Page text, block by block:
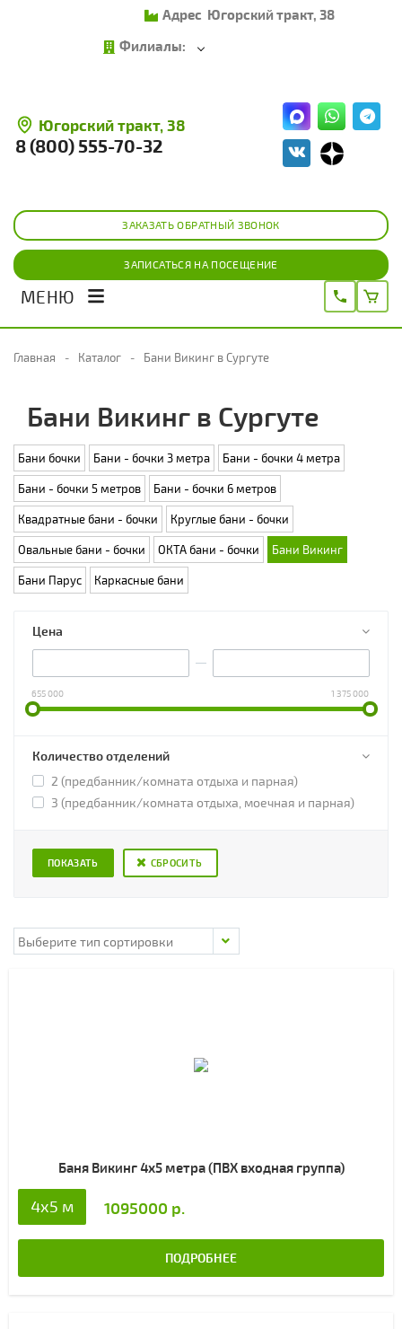
Адрес Югорский тракт, 38
Филиалы:
Югорский тракт, 38
8 (800) 555-70-32
ЗАКАЗАТЬ ОБРАТНЫЙ ЗВОНОК
ЗАПИСАТЬСЯ НА ПОСЕЩЕНИЕ
МЕНЮ
Главная Каталог Бани Викинг в Сургуте
Бани Викинг в Сургуте
Бани бочки Бани - бочки 3 метра Бани - бочки 4 метра
Бани - бочки 5 метров Бани - бочки 6 метров
Квадратные бани - бочки Круглые бани - бочки
Овальные бани - бочки ОКТА бани - бочки Бани Викинг
Бани Парус Каркасные бани
Цена
655 000 1 375 000
Количество отделений
2 (предбанник/комната отдыха и парная)
3 (предбанник/комната отдыха, моечная и парная)
СБРОСИТЬ
Баня Викинг 4х5 метра (ПВХ входная группа)
4x5 м 1095000 р.
ПОДРОБНЕЕ